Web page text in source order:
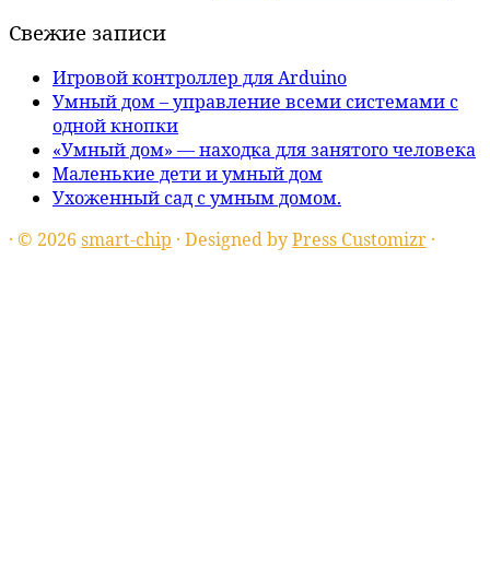
Свежие записи
Игровой контроллер для Arduino
Умный дом – управление всеми системами с
одной кнопки
«Умный дом» — находка для занятого человека
Маленькие дети и умный дом
Ухоженный сад с умным домом.
· © 2026 smart-chip · Designed byPress Customizr ·